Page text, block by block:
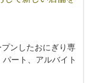
→ Mor
プンしたおにぎり専
ート、アルバイト